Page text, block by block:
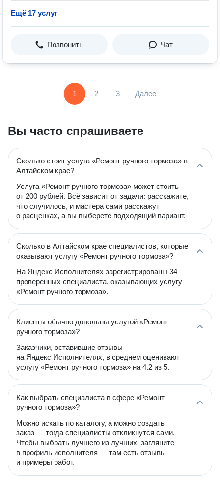
Ещё 17 услуг
Позвонить Чат
1 2 3 Далее
Вы часто спрашиваете
Сколько стоит услуга «Ремонт ручного тормоза» в
Алтайском крае?
Услуга «Ремонт ручного тормоза» может стоить
от 200 рублей. Всё зависит от задачи: расскажите,
что случилось, и мастера сами расскажут
о расценках, а вы выберете подходящий вариант.
Сколько в Алтайском крае специалистов, которые
оказывают услугу «Ремонт ручного тормоза»?
На Яндекс Исполнителях зарегистрированы 34
проверенных специалиста, оказывающих услугу
«Ремонт ручного тормоза».
Клиенты обычно довольны услугой «Ремонт
ручного тормоза»?
Заказчики, оставившие отзывы
на Яндекс Исполнителях, в среднем оценивают
услугу «Ремонт ручного тормоза» на 4.2 из 5.
Как выбрать специалиста в сфере «Ремонт
ручного тормоза»?
Можно искать по каталогу, а можно создать
заказ — тогда специалисты откликнутся сами.
Чтобы выбрать лучшего из лучших, загляните
в профиль исполнителя — там есть отзывы
и примеры работ.